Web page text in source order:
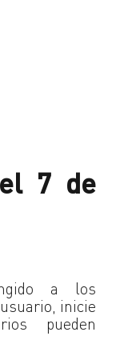
7 de
a los
inicie
pueden